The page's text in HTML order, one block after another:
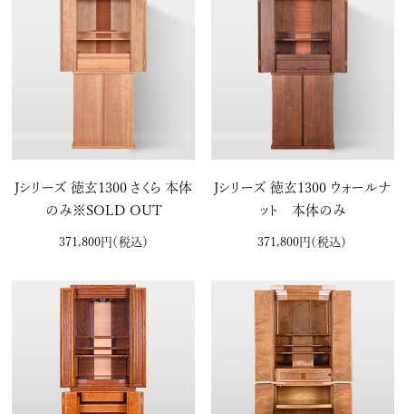
Jシリーズ 徳玄1300 さくら 本体
のみ※SOLD OUT
371,800円 （税込）
Jシリーズ 徳玄1300 ウォールナ
ット 本体のみ
371,800円 （税込）